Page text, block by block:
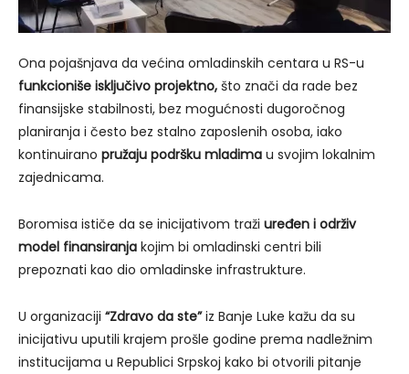
Ona pojašnjava da većina omladinskih centara u RS-u
funkcioniše isključivo projektno, što znači da rade bez
finansijske stabilnosti, bez mogućnosti dugoročnog
planiranja i često bez stalno zaposlenih osoba, iako
kontinuirano pružaju podršku mladima u svojim lokalnim
zajednicama.
Boromisa ističe da se inicijativom traži uređen i održiv
model finansiranja kojim bi omladinski centri bili
prepoznati kao dio omladinske infrastrukture.
U organizaciji “Zdravo da ste”iz Banje Luke kažu da su
inicijativu uputili krajem prošle godine prema nadležnim
institucijama u Republici Srpskoj kako bi otvorili pitanje